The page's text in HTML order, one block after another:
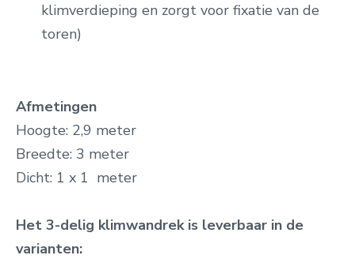
klimverdieping en zorgt voor fixatie van de
toren)
Afmetingen
Hoogte: 2,9 meter
Breedte: 3 meter
Dicht: 1 x 1 meter
Het 3-delig klimwandrek is leverbaar in de
varianten: